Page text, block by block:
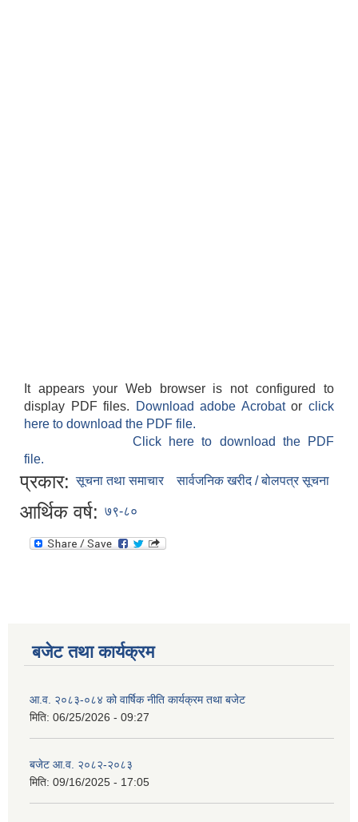
It appears your Web browser is not configured to
display PDF files.
Download adobe Acrobatorclick
here to download the PDF file.
Click here to download the PDF
file.
प्रकार: सूचना तथा समाचार सार्वजनिक खरीद / बोलपत्र सूचना
आर्थिक वर्ष: ७९-८०
बजेट तथा कार्यक्रम
आ.व. २०८३-०८४ को वार्षिक नीति कार्यक्रम तथा बजेट
मिति: 06/25/2026 - 09:27
बजेट आ.व. २०८२-२०८३
मिति: 09/16/2025 - 17:05